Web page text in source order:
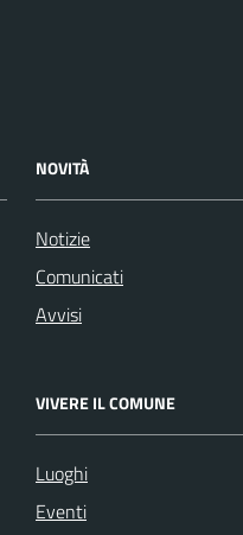
NOVITÀ
Notizie
Comunicati
Avvisi
VIVERE IL COMUNE
Luoghi
Eventi